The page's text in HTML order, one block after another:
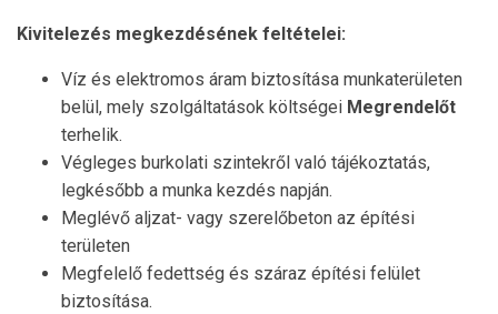
Kivitelezés megkezdésének feltételei:
Víz és elektromos áram biztosítása munkaterületen
belül, mely szolgáltatások költségei Megrendelőt
terhelik.
Végleges burkolati szintekről való tájékoztatás,
legkésőbb a munka kezdés napján.
Meglévő aljzat- vagy szerelőbeton az építési
területen
Megfelelő fedettség és száraz építési felület
biztosítása.